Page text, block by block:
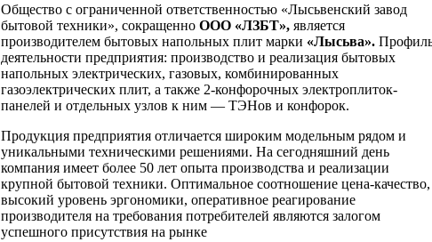
Общество с ограниченной ответственностью «Лысьвенский завод
бытовой техники», сокращенно ООО «ЛЗБТ», является
производителем бытовых напольных плит марки «Лысьва».
деятельности предприятия: производство и реализация бытовых
напольных электрических, газовых, комбинированных
газоэлектрических плит, а также 2-конфорочных электроплиток-
панелей и отдельных узлов к ним — ТЭНов и конфорок.
Продукция предприятия отличается широким модельным рядом и
уникальными техническими решениями. На сегодняшний день
компания имеет более 50 лет опыта производства и реализации
крупной бытовой техники. Оптимальное соотношение цена-качество,
высокий уровень эргономики, оперативное реагирование
производителя на требования потребителей являются залогом
успешного присутствия на рынке